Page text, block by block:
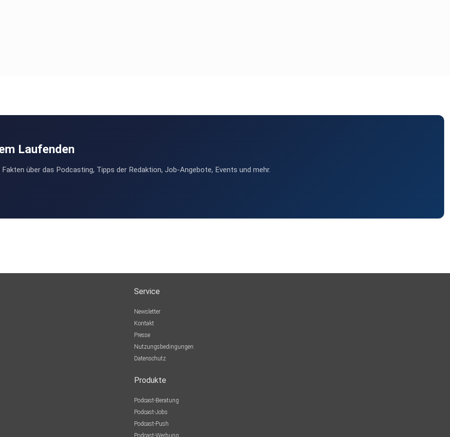
Laufenden
über das Podcasting, Tipps der Redaktion, Job-Angebote, Events und mehr.
Service
Newsletter
Kontakt
Presse
Nutzungsbedingungen
Datenschutz
Produkte
Podcast-Beratung
Podcast-Jobs
Podcast-Push
Podcast-Werbung